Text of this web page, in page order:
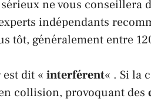
ne vous conseillera
indépendants
tôt, généralement entre
dit « interférent« . Si la
collision, provoquant des